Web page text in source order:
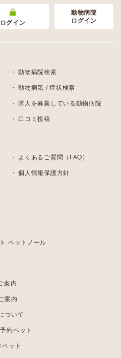
ログイン
動物病院
ログイン
動物病院検索
動物病気 / 症状検索
求人を募集している動物病院
口コミ投稿
よくあるご質問（FAQ）
個人情報保護方針
ペットノール
案内
案内
ついて
約ペット
ット